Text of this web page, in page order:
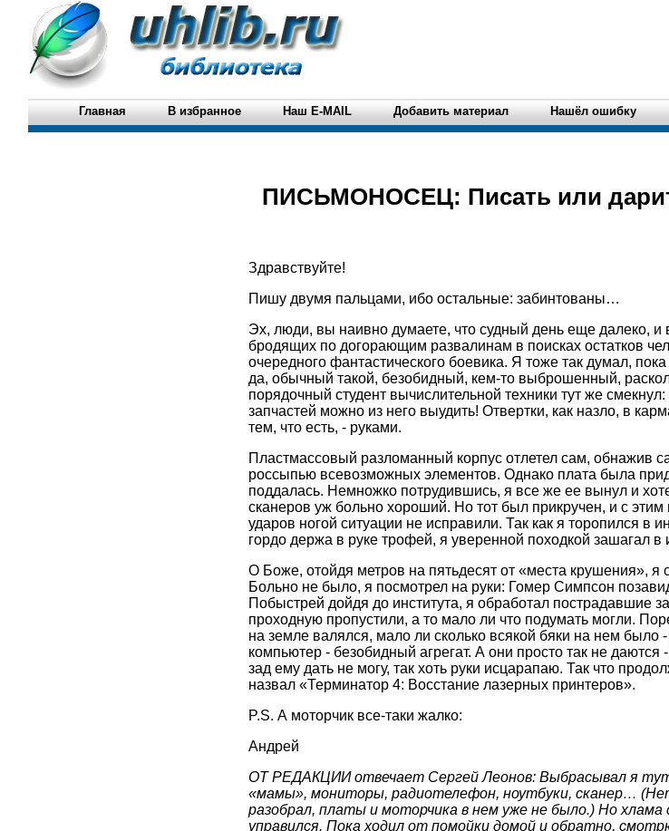
Главная В избранное Наш E-MAIL Добавить материал Нашёл ошибку
ПИСЬМОНОСЕЦ: Писать или
Здравствуйте!
Пишу двумя пальцами, ибо остальные: забинтованы…
Эх, люди, вы наивно думаете, что судный день еще далеко, и
бродящих по догорающим развалинам в поисках остатков
очередного фантастического боевика. Я тоже так думал,
да, обычный такой, безобидный, кем-то выброшенный,
порядочный студент вычислительной техники тут же
запчастей можно из него выудить! Отвертки, как назло, в
тем, что есть, - руками.
Пластмассовый разломанный корпус отлетел сам, обнажив
россыпью всевозможных элементов. Однако плата была
поддалась. Немножко потрудившись, я все же ее вынул и
сканеров уж больно хороший. Но тот был прикручен, и с
ударов ногой ситуации не исправили. Так как я торопился в
гордо держа в руке трофей, я уверенной походкой зашагал в
О Боже, отойдя метров на пятьдесят от «места крушения», я
Больно не было, я посмотрел на руки: Гомер Симпсон
Побыстрей дойдя до института, я обработал пострадавшие
проходную пропустили, а то мало ли что подумать могли.
на земле валялся, мало ли сколько всякой бяки на нем было
компьютер - безобидный агрегат. А они просто так не
зад ему дать не могу, так хоть руки исцарапаю. Так что
назвал «Терминатор 4: Восстание лазерных принтеров».
P.S. А моторчик все-таки жалко:
Андрей
ОТ РЕДАКЦИИ отвечает Сергей Леонов: Выбрасывал я тут
«мамы», мониторы, радиотелефон, ноутбуки, сканер…
разобрал, платы и моторчика в нем уже не было.) Но хлама
управился. Пока ходил от помойки домой и обратно,